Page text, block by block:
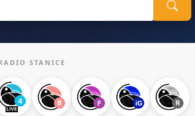
STANICE